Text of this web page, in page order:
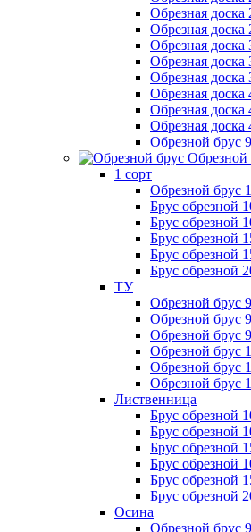
Обрезная доска
Обрезная доска
Обрезная доска
Обрезная доска
Обрезная доска
Обрезная доска
Обрезная доска
Обрезная доска
Обрезной брус
Обрезной
1 сорт
Обрезной брус
Брус обрезной
Брус обрезной
Брус обрезной
Брус обрезной
Брус обрезной
ТУ
Обрезной брус
Обрезной брус
Обрезной брус
Обрезной брус
Обрезной брус
Обрезной брус
Лиственница
Брус обрезной
Брус обрезной
Брус обрезной
Брус обрезной
Брус обрезной
Брус обрезной
Осина
Обрезной брус